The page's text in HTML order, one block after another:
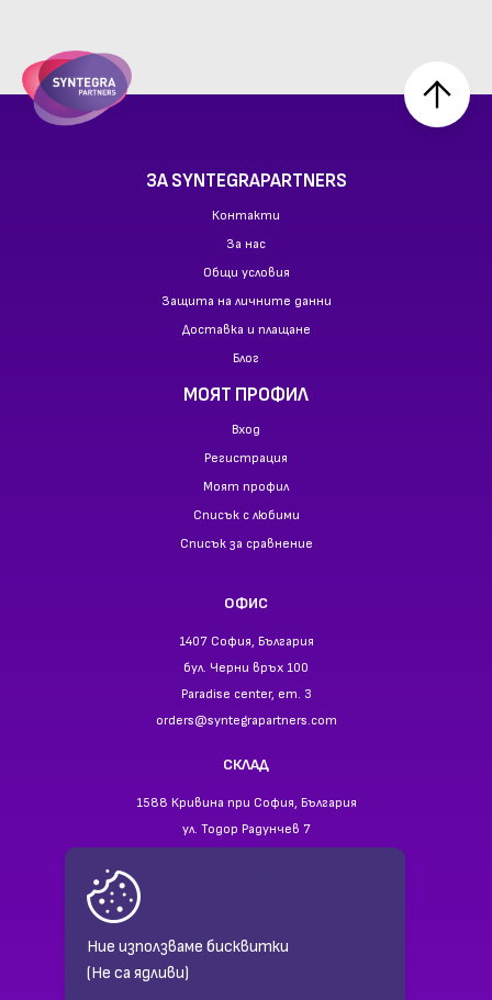
Ние използваме бисквитки
(Не са ядливи)
ЗА SYNTEGRAPARTNERS
Контакти
За нас
Общи условия
Защита на личните данни
Доставка и плащане
Блог
МОЯТ ПРОФИЛ
Вход
Регистрация
Моят профил
Списък с любими
Списък за сравнение
ОФИС
1407 София, България
бул. Черни връх 100
Paradise center, ет. 3
orders@syntegrapartners.com
СКЛАД
1588 Кривина при София, България
ул. Тодор Радунчев 7
+359 88 941 35 55